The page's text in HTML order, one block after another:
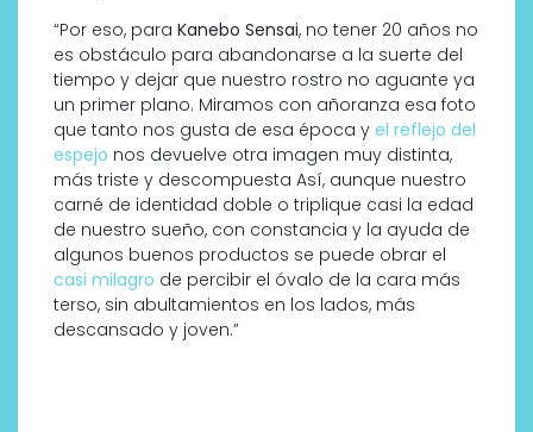
“Por eso, para Kanebo Sensai, no tener 20 años no
es obstáculo para abandonarse a la suerte del
tiempo y dejar que nuestro rostro no aguante ya
un primer plano. Miramos con añoranza esa foto
que tanto nos gusta de esa época y el reflejo del
espejo nos devuelve otra imagen muy distinta,
más triste y descompuesta Así, aunque nuestro
carné de identidad doble o triplique casi la edad
de nuestro sueño, con constancia y la ayuda de
algunos buenos productos se puede obrar el
casi milagro de percibir el óvalo de la cara más
terso, sin abultamientos en los lados, más
descansado y joven.”